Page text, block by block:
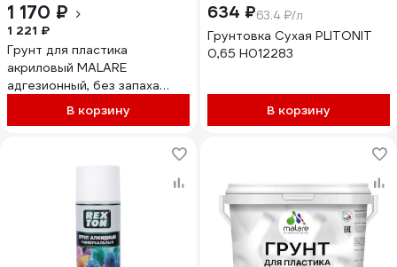
1 170 ₽
1 221 ₽
Грунт для пластика
акриловый MALARE
адгезионный, без запаха
быстросохнущий, белый, 1 кг
4610362814755
В корзину
634 ₽63.4 ₽/л
Грунтовка Сухая PLITONIT
0,65 Н012283
В корзину